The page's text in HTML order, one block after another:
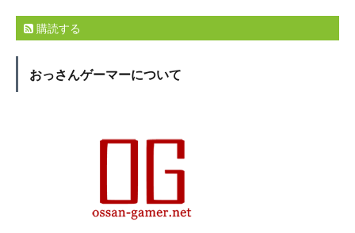
購読する
おっさんゲーマーについて